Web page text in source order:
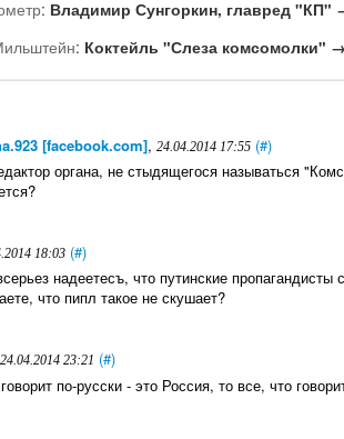
: Владимир Сунгоркин, главред "КП"
: Коктейль "Слеза комсомолки"
[facebook.com], 24.04.2014 17:55 (#)
органа, не стыдящегося называться
18:03 (#)
надеетесъ, что путинские
что пипл такое не скушает?
24.04.2014 23:21 (#)
по-русски - это Россия, то все, что